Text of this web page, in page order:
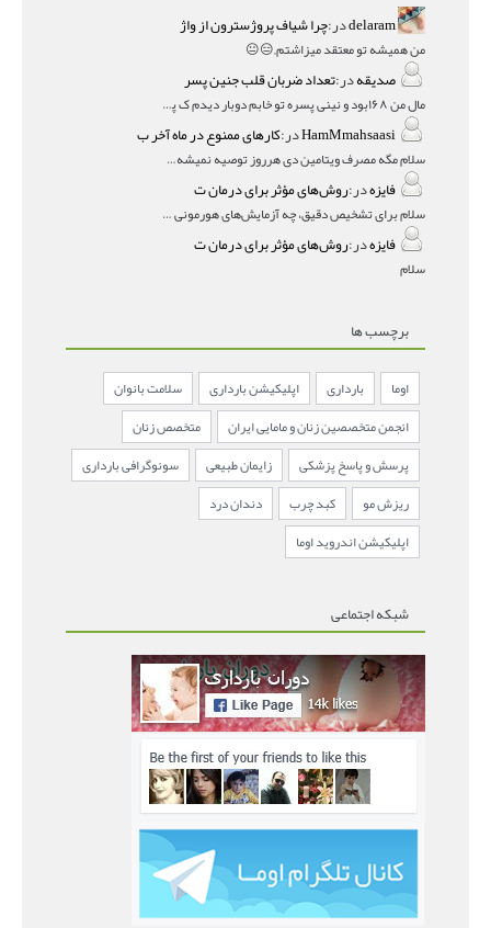
delaramدر:چرا شیاف پروژسترون از واژ
من همیشه تو معتقد میزاشتم,,😑😐
صدیقهدر:تعداد ضربان قلب جنین پسر
مال من ۱۶۸بود و نینی پسره تو خابم دوبار دیدم ک پسره
HamMmahsaasiدر:کارهای ممنوع در ماه آخر ب
سلام مگه مصرف ویتامین دی هرروز توصیه نمیشه؟درمقاله میگه
فایزهدر:روش‌های مؤثر برای درمان ت
سلام برای تشخیص دقیق، چه آزمایش‌های هورمونی و چه سونوگر
فایزهدر:روش‌های مؤثر برای درمان ت
سلام
برچسب ها
اوما بارداری اپلیکیشن بارداری
سلامت بانوان
انجمن متخصصین زنان و مامایی ایران
متخصص زنان
پرسش و پاسخ پزشکی
زایمان طبیعی
سونوگرافی بارداری
ریزش مو
کبد چرب
دندان درد
اپلیکیشن اندروید اوما
شبکه اجتماعی